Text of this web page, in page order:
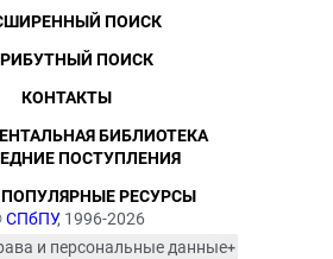
СПбПУ, 1996-2026
и персональные данные
ПОИСК
ПОИСК
КОНТАКТЫ
БИБЛИОТЕКА
ПОСТУПЛЕНИЯ
РЕСУРСЫ